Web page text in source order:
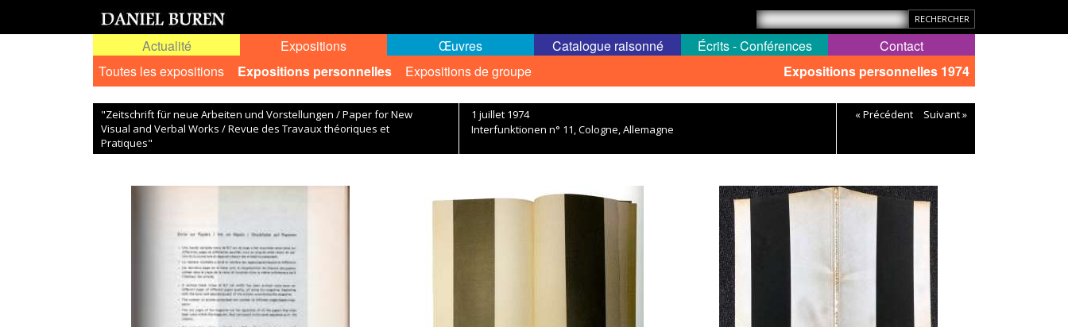
Actualité
Expositions
Toutes les expositions
Expositions personnelles Expositions de groupe Expositions personnelles 1974
Œuvres Catalogue raisonné Écrits - Conférences Contact
"Zeitschrift für neue Arbeiten und Vorstellungen / Paper for New
Visual and Verbal Works / Revue des Travaux théoriques et
Pratiques"
1 juillet 1974
Interfunktionen n° 11, Cologne, Allemagne
« Précédent Suivant »